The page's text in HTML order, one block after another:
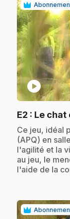
play_circle
E2 : Le chat
.Ce jeu, idéal
(APQ) en
l'agilité et la
au jeu, le
l'aide de la